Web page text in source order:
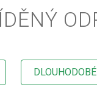
DLOUHODOBÉ